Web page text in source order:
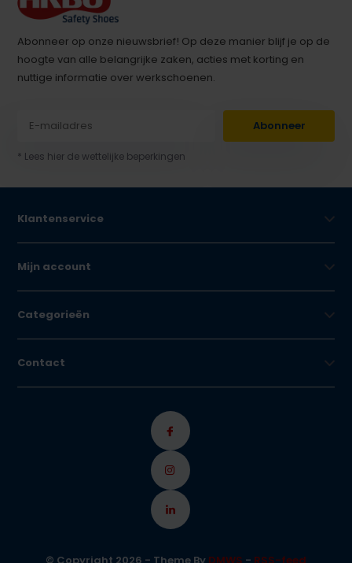
Abonneer op onze nieuwsbrief! Op deze manier blijf je op de
hoogte van alle belangrijke zaken, acties met korting en
nuttige informatie over werkschoenen.
Abonneer
* Lees hier de wettelijke beperkingen
Klantenservice
Mijn account
Categorieën
Contact